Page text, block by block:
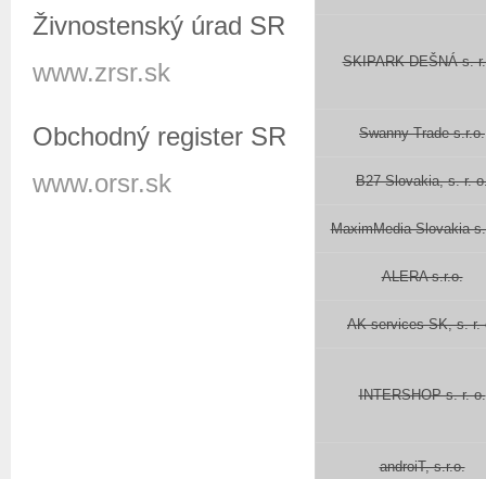
Živnostenský úrad SR
www.zrsr.sk
Obchodný register SR
www.orsr.sk
SKIPARK DEŠNÁ s.
Swanny Trade s.r.o.
B27 Slovakia, s. r.
MaximMedia Slovakia
ALERA s.r.o.
AK services SK, s. r.
INTERSHOP s. r. o.
androiT, s.r.o.